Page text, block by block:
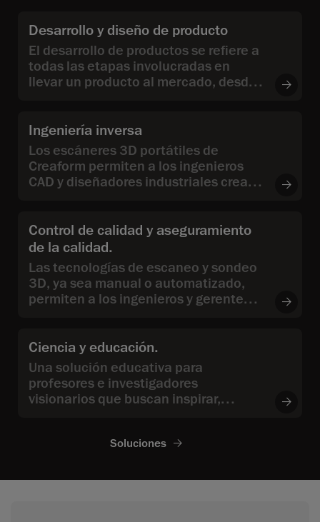
Desarrollo y diseño de producto
El desarrollo de productos se refiere a
todas las etapas involucradas en
llevar un producto al mercado, desde
producto.
Ingeniería inversa
Los escáneres 3D portátiles de
Creaform permiten a los ingenieros
CAD y diseñadores industriales crear
Control de calidad y aseguramiento
de la calidad.
Las tecnologías de escaneo y sondeo
3D, ya sea manual o automatizado,
permiten a los ingenieros y gerentes
las dimensiones y validar la calidad
de las piezas fabricadas, así como
encontrar la causa raíz de los
problemas detectados durante las
inspecciones.
Ciencia y educación.
Una solución educativa para
profesores e investigadores
visionarios que buscan inspirar,
avances en tecnologías de medición
Soluciones